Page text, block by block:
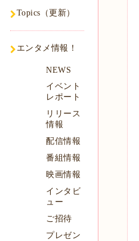
Topics（更新）
エンタメ情報！
NEWS
イベント
レポート
リリース
情報
配信情報
番組情報
映画情報
インタビ
ュー
ご招待
プレゼン